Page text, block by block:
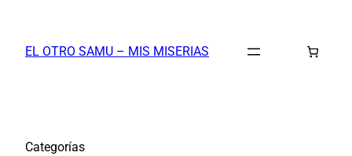
contenido
EL OTRO SAMU – MIS MISERIAS
Categorías